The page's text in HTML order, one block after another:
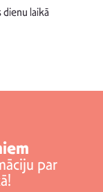
dienu laikā
par